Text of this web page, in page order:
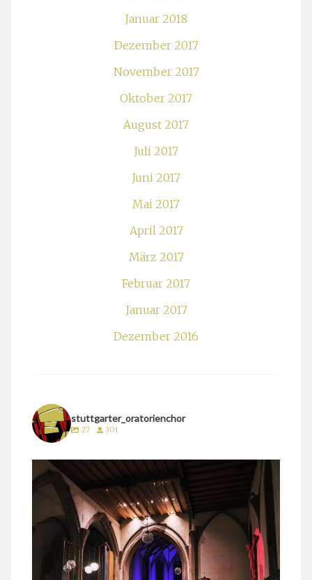
Januar 2018
Dezember 2017
November 2017
Oktober 2017
August 2017
Juli 2017
Juni 2017
Mai 2017
April 2017
März 2017
Februar 2017
Januar 2017
Dezember 2016
stuttgarter_oratorienchor
27 301
stuttgarter_oratorienchor
März 24